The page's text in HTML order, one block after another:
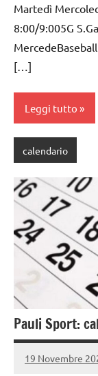
Martedì
8:00/9:005G
[…]
Leggi tutto
calendario
Pauli Sport:
19 Novembre
PauliSport
Nessun